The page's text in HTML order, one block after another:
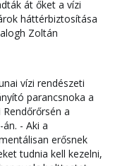
át őket a vízi
háttérbiztosítása
Zoltán
vízi rendészeti
parancsnoka a
a
- Aki a
erősnek
tudnia kell kezelni,